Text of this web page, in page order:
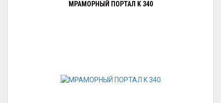
МРАМОРНЫЙ ПОРТАЛ K 340